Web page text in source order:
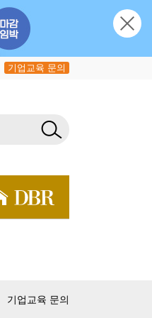
기업교육 문의
기업교육 문의